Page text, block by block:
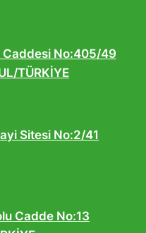
Caddesi No:405/49
TÜRKİYE
Sitesi No:2/41
Cadde No:13